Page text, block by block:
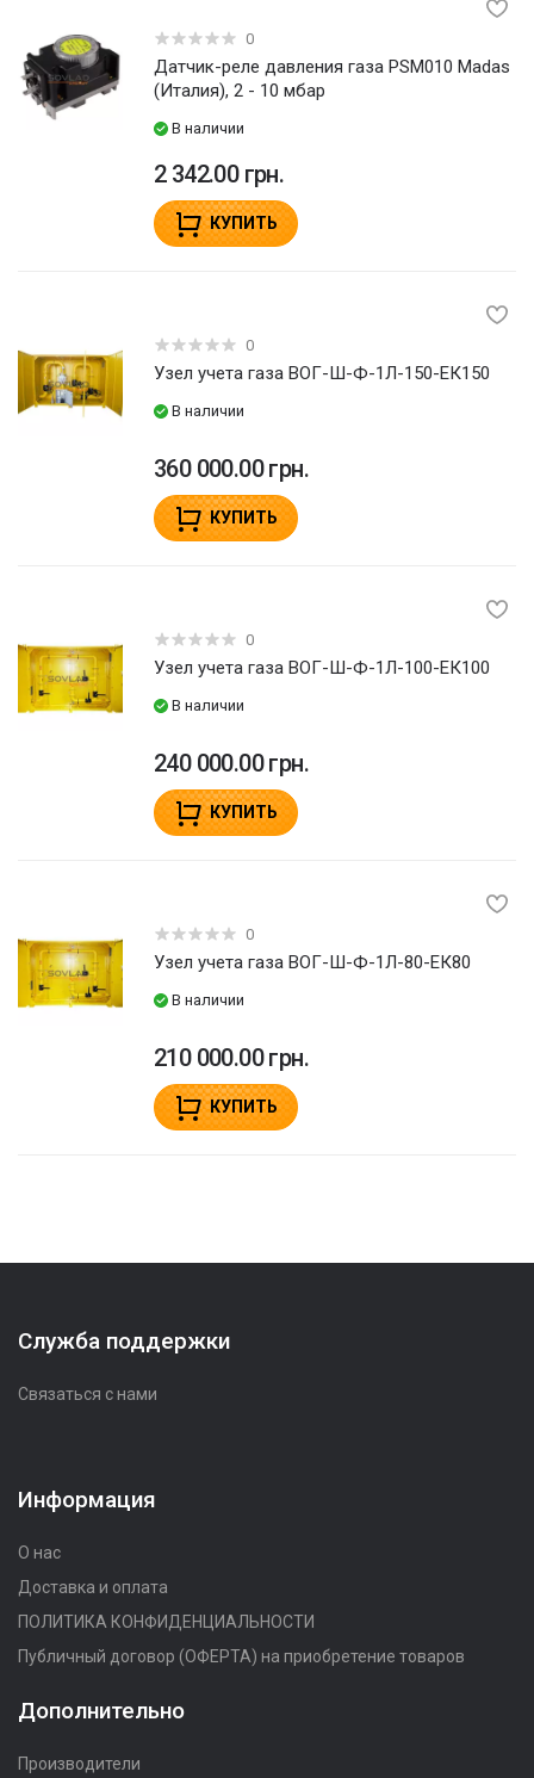
0
Датчик-реле давления газа PSM010 Madas
(Италия), 2 - 10 мбар
В наличии
2 342.00 грн.
КУПИТЬ
0
Узел учета газа ВОГ-Ш-Ф-1Л-150-ЕК150
В наличии
360 000.00 грн.
КУПИТЬ
0
Узел учета газа ВОГ-Ш-Ф-1Л-100-ЕК100
В наличии
240 000.00 грн.
КУПИТЬ
0
Узел учета газа ВОГ-Ш-Ф-1Л-80-ЕК80
В наличии
210 000.00 грн.
КУПИТЬ
Служба поддержки
Связаться с нами
Информация
О нас
Доставка и оплата
ПОЛИТИКА КОНФИДЕНЦИАЛЬНОСТИ
Публичный договор (ОФЕРТА) на приобретение товаров
Дополнительно
Производители